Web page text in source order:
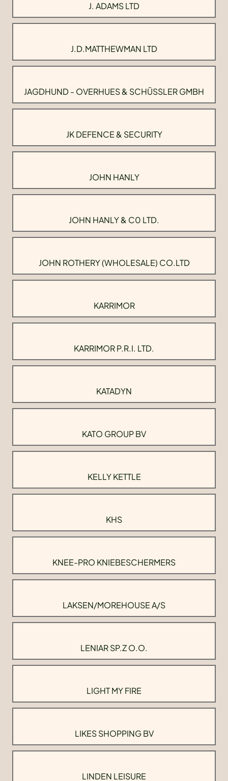
J. ADAMS LTD
J.D.MATTHEWMAN LTD
JAGDHUND - OVERHUES & SCHÜSSLER GMBH
JK DEFENCE & SECURITY
JOHN HANLY
JOHN HANLY & C0 LTD.
JOHN ROTHERY (WHOLESALE) CO.LTD
KARRIMOR
KARRIMOR P.R.I. LTD.
KATADYN
KATO GROUP BV
KELLY KETTLE
KHS
KNEE-PRO KNIEBESCHERMERS
LAKSEN/MOREHOUSE A/S
LENIAR SP.Z O.O.
LIGHT MY FIRE
LIKES SHOPPING BV
LINDEN LEISURE